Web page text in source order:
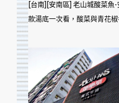
[台南][安南區] 老山城酸菜魚-
款湯底一次看，酸菜與青花